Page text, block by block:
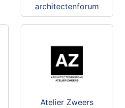
architectenforum
Atelier Zweers